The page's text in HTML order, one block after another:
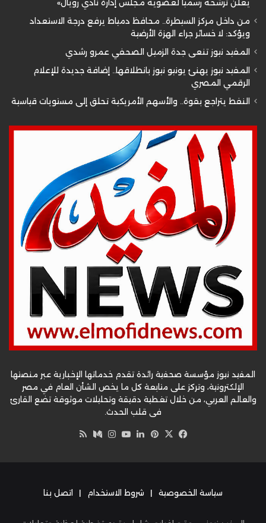
يعلن ترشحه رسمياً لعضوية مجلس إدارة نادي رويال»
من داخل مركز السيطرة.. محافظ دمياط يرفع درجة الاستعداد
ويؤكد: لا خسائر جراء الهزة الأرضية
المفيد نيوز تنعى جدة الزميل الصحفي عمرو رشدي
المفيد نيوز يهنئ يونيو نيوز بانطلاقها.. إضافة جديدة للإعلام
الرقمي المصري
النفط يتراجع بقوة.. والأسهم الأمريكية تحلق إلى مستويات قياسية
المفيد نيوز مؤسسة صحفية رائدة تقدم خدماتها الإخبارية عبر منصتها
الإلكترونية، وتركز على متابعة كل ما يخص الشأن العام في مصر
والعالم العربي، من خلال تغطية دقيقة وتحليلات موثوقة تضع القارئ
في قلب الحدث.
فيسبوك
‫X بينتيريست
لينكدإن‫YouTube
انستقرام
وسط
سياسة الخصوصية | شروط الاستخدام | اتصل بنا